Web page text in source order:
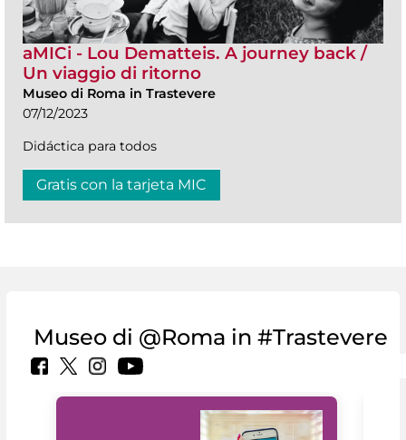
aMICi - Lou Dematteis. A journey back /
Un viaggio di ritorno
Museo di Roma in Trastevere
07/12/2023
Didáctica para todos
Gratis con la tarjeta MIC
Museo di @Roma in #Trastevere